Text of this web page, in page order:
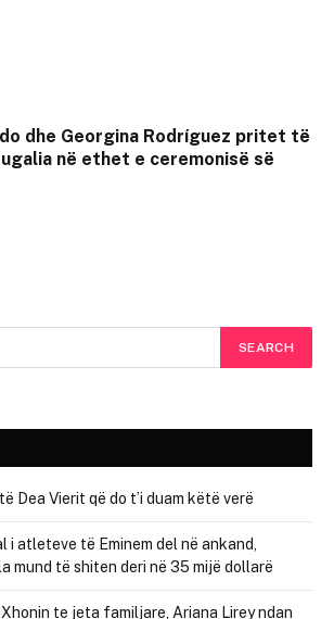
dhe Georgina Rodríguez pritet të
në ethet e ceremonisë së
Dea Vierit që do t’i duam këtë verë
i atleteve të Eminem del në ankand,
mund të shiten deri në 35 mijë dollarë
te jeta familjare, Ariana Lirey ndan